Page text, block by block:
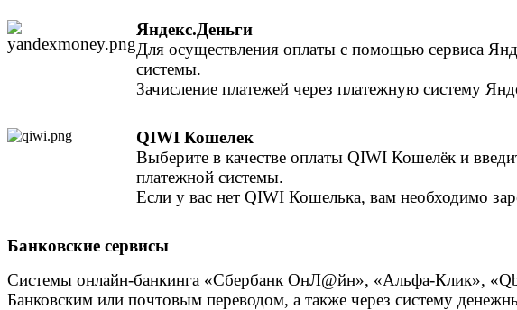
Яндекс.Деньги
Для осуществления оплаты с помощью сервиса
системы.
Зачисление платежей через платежную систему
QIWI Кошелек
Выберите в качестве оплаты QIWI Кошелёк и
платежной системы.
Если у вас нет QIWI Кошелька, вам необходимо
Банковские сервисы
Системы онлайн-банкинга «Сбербанк ОнЛ@йн», «Альфа-Клик»,
Банковским или почтовым переводом, а также через систему